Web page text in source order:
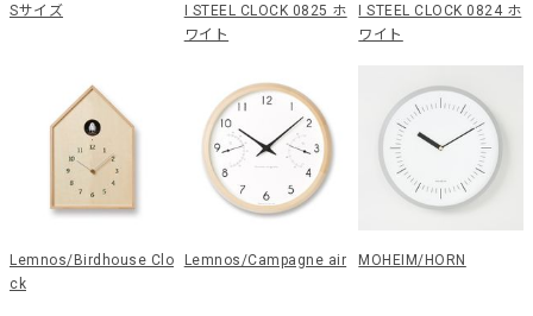
Sサイズ
I STEEL CLOCK 0825 ホ
ワイト
I STEEL CLOCK 0824 ホ
ワイト
Lemnos/Birdhouse Clo
ck
Lemnos/Campagne air MOHEIM/HORN